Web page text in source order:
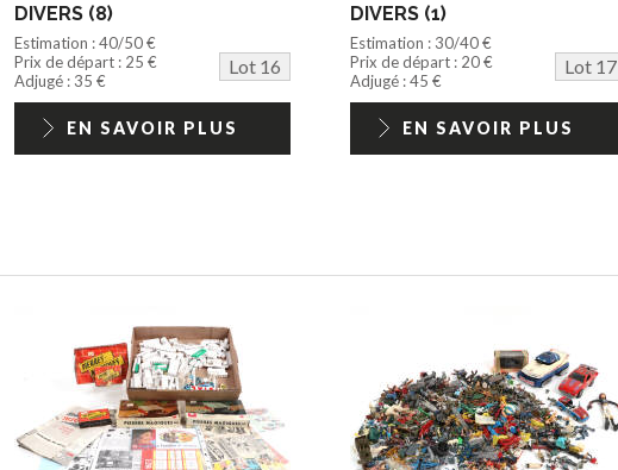
DIVERS (8)
Estimation : 40/50 €
Prix de départ : 25 €
Lot 16
Adjugé : 35 €
EN SAVOIR PLUS
DIVERS (1)
Estimation : 30/40 €
Prix de départ : 20 €
Lot 17
Adjugé : 45 €
EN SAVOIR PLUS